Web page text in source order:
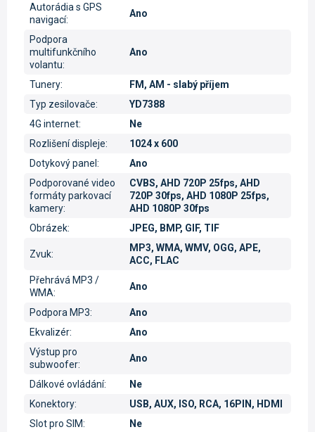
Autorádia s GPS
navigací:
Ano
Podpora
multifunkčního
volantu:
Ano
Tunery:
FM, AM - slabý příjem
Typ zesilovače:
YD7388
4G internet:
Ne
Rozlišení displeje:
1024 x 600
Dotykový panel :
Ano
Podporované video
formáty parkovací
kamery:
CVBS, AHD 720P 25fps, AHD
720P 30fps, AHD 1080P 25fps,
AHD 1080P 30fps
Obrázek: JPEG, BMP, GIF, TIF
Zvuk:
MP3, WMA, WMV, OGG, APE,
ACC, FLAC
Přehrává MP3 /
WMA:
Ano
Podpora MP3:
Ano
Ekvalizér:
Ano
Výstup pro
subwoofer:
Ano
Dálkové ovládání:
Ne
Konektory:
USB, AUX, ISO, RCA, 16PIN, HDMI
Slot pro SIM:
Ne